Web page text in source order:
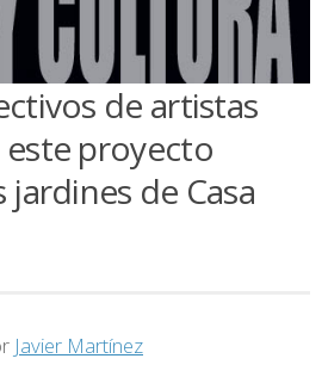
de artistas
proyecto
jardines de Casa
Javier Martínez